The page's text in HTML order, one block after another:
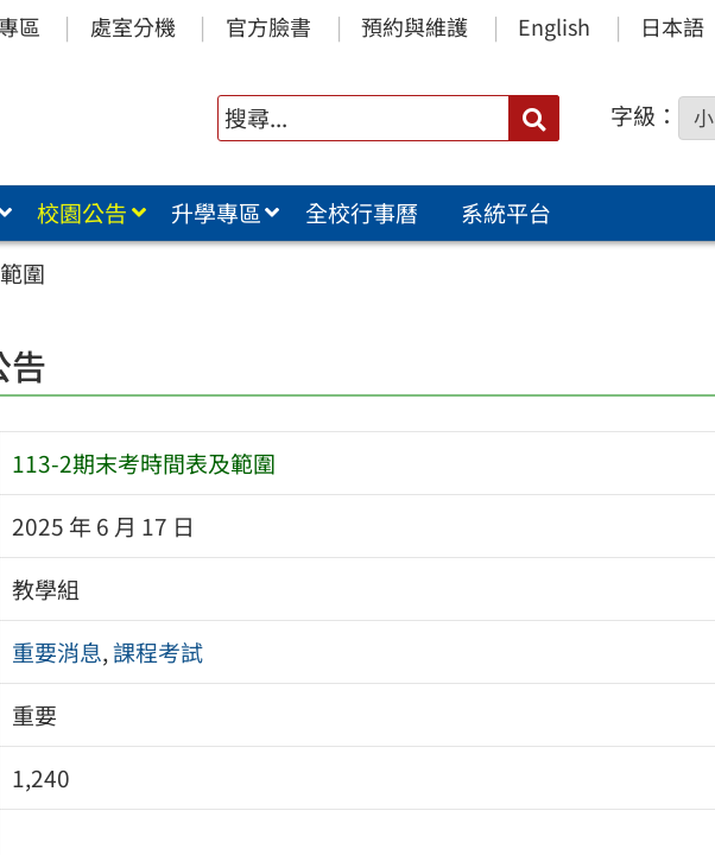
區 處室分機 官方臉書 預約與維護 English 日本語
搜
尋：
字級： 小
校園公告 升學專區 全校行事曆
系統平台
圍
告
113-2期末考時間表及範圍
2025 年 6 月 17 日
教學組
重要消息,課程考試
重要
1,240